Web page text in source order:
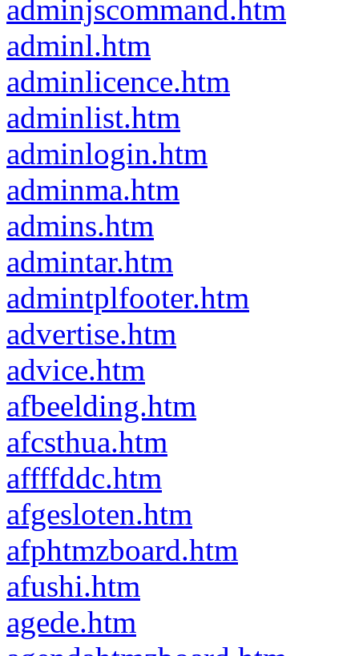
adminjscommand.htm
adminl.htm
adminlicence.htm
adminlist.htm
adminlogin.htm
adminma.htm
admins.htm
admintar.htm
admintplfooter.htm
advertise.htm
advice.htm
afbeelding.htm
afcsthua.htm
affffddc.htm
afgesloten.htm
afphtmzboard.htm
afushi.htm
agede.htm